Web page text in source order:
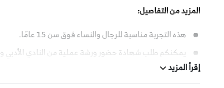
المزيد من التفاصيل:
هذه التجربة مناسبة للرجال والنساء فوق سن 15 عامًا.
يمكنكم طلب شهادة حضور ورشة عملية من النادي الأدبي
السعة القصوى لورشة العمل هي 15 فردًا والحد الأدنى هو فرد واحد.
إقرأ المزيد